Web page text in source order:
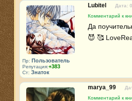
Пр: Пользователь
Репутация:+383
Ст: Знаток
Lubitel
Дата:
Комментарий к
Да
😈 🥰
marya_99
Комментарий к